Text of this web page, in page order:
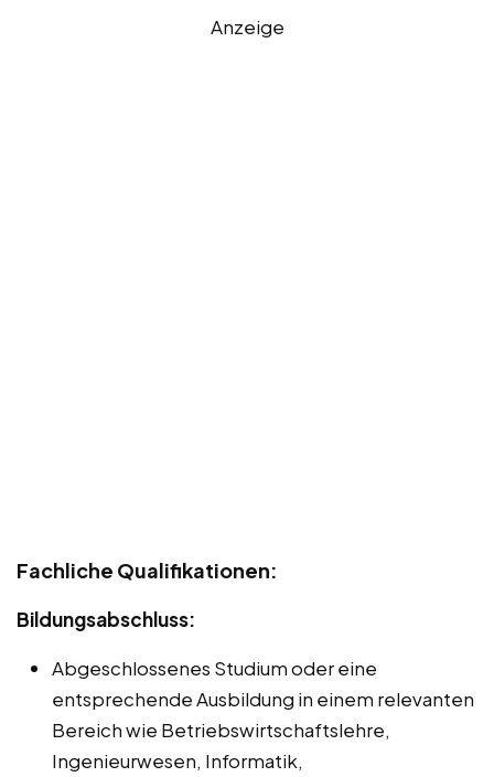
Anzeige
Fachliche Qualifikationen:
Bildungsabschluss:
Abgeschlossenes Studium oder eine
entsprechende Ausbildung in einem relevanten
Bereich wie Betriebswirtschaftslehre,
Ingenieurwesen, Informatik,